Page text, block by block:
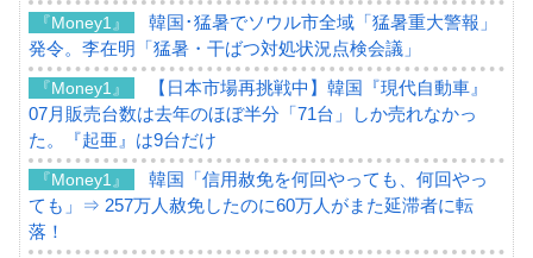
『Money1』
韓国･猛暑でソウル市全域「猛暑重大警報」
発令。李在明「猛暑・干ばつ対処状況点検会議」
『Money1』
【日本市場再挑戦中】韓国『現代自動車』
07月販売台数は去年のほぼ半分「71台」しか売れなかっ
た。『起亜』は9台だけ
『Money1』
韓国「信用赦免を何回やっても、何回やっ
ても」⇒ 257万人赦免したのに60万人がまた延滞者に転
落！